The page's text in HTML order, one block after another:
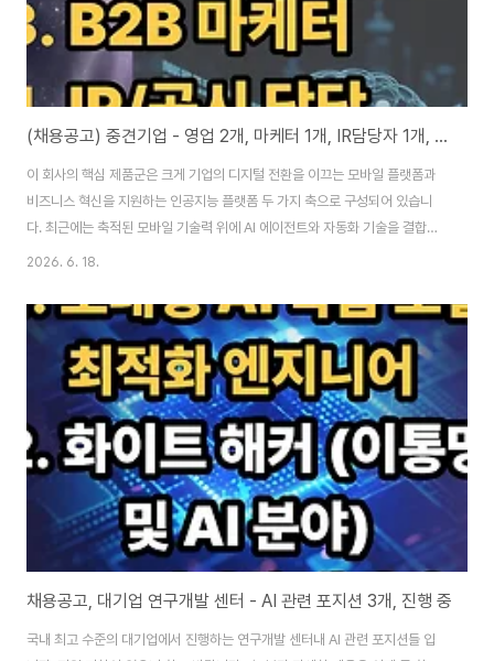
(채용공고) 중견기업 - 영업 2개, 마케터 1개, IR담당자 1개, 포지션 오픈 진행 중
이 회사의 핵심 제품군은 크게 기업의 디지털 전환을 이끄는 모바일 플랫폼과
비즈니스 혁신을 지원하는 인공지능 플랫폼 두 가지 축으로 구성되어 있습니
다. 최근에는 축적된 모바일 기술력 위에 AI 에이전트와 자동화 기술을 결합하
여, 금융·공공·일반 기업 시장을 적극적으로 공략하고 있습니다.이 회사가 제공
폼 국내 500여 개 이상의 대기업 및 공공기관에 도입된 유라클의 간판 소프트
웨어 제품군입니다. 기업 내부 시스템을 모바일 환경으로 빠르게 구현하고 안
정적으로 관리할 수 있도록 돕습니다. 최근에는 AWS 마켓플레이스에 등록되
어 글로벌 클라우드(SaaS) 환경으로도 영토를 확장하고 있습니다. 🤖 2. 엔터
프라이즈 AI 플랫폼 유라..
2026. 6. 18.
채용공고, 대기업 연구개발 센터 - AI 관련 포지션 3개, 진행 중
국내 최고 수준의 대기업에서 진행하는 연구개발 센터내 AI 관련 포지션들 입